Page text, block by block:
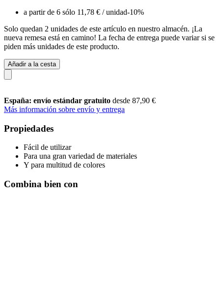
a partir de 6 sólo 11,78 € / unidad-10%
Solo quedan 2 unidades de este artículo en nuestro almacén. ¡La
nueva remesa está en camino! La fecha de entrega puede variar si se
piden más unidades de este producto.
Añadir a la cesta
España: envío estándar gratuito desde 87,90 €
Más información sobre envío y entrega
Propiedades
Fácil de utilizar
Para una gran variedad de materiales
Y para multitud de colores
Combina bien con